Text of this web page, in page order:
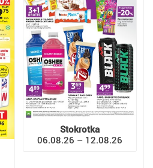
Stokrotka
06.08.26 – 12.08.26